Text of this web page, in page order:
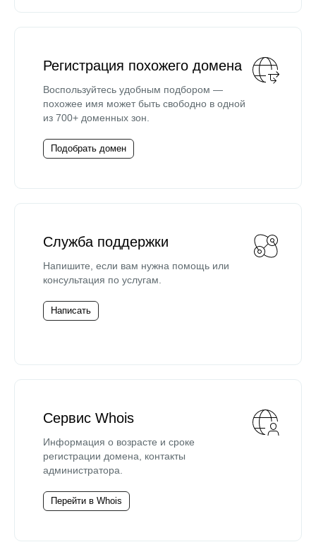
Регистрация похожего домена
Воспользуйтесь удобным подбором —
похожее имя может быть свободно в одной
из 700+ доменных зон.
Подобрать домен
Служба поддержки
Напишите, если вам нужна помощь или
консультация по услугам.
Написать
Сервис Whois
Информация о возрасте и сроке
регистрации домена, контакты
администратора.
Перейти в Whois